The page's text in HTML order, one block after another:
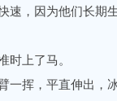
速，因为他们长期
上了马。
挥，平直伸出，冰